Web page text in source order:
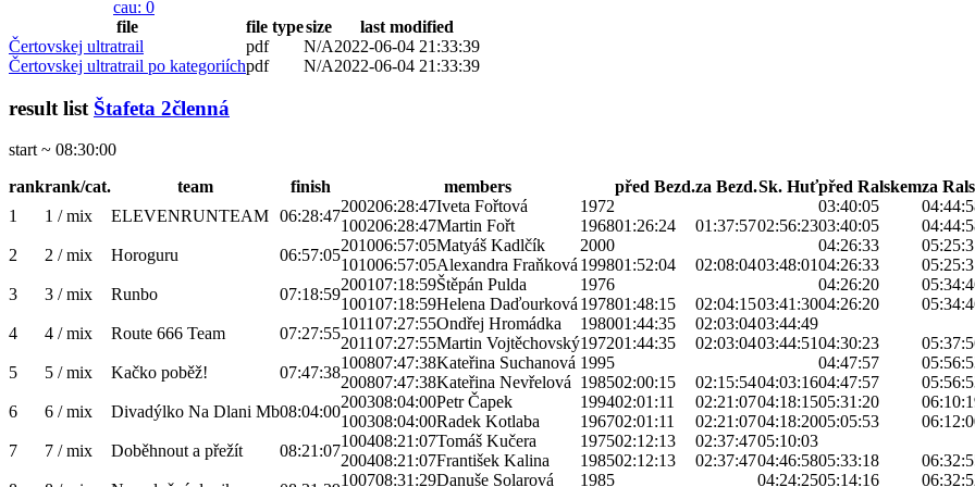
cau: 0
file file typesize
last modified
Čertovskej ultratrail
pdf N/A2022-06-04 21:33:39
Čertovskej ultratrail po kategoriíchpdf N/A2022-06-04 21:33:39
result list Štafeta 2členná
start ~ 08:30:00
rankrank/cat. team finish members před Bezd.za Bezd.Sk. Huťpřed Ralskemza
1
1 / mix ELEVENRUNTEAM 06:28:47
200206:28:47Iveta Fořtová 1972 03:40:05
100206:28:47Martin Fořt 196801:26:24 01:37:5702:56:2303:40:05
2
2 / mix Horoguru 06:57:05
201006:57:05Matyáš Kadlčík 2000 04:26:33
101006:57:05Alexandra Fraňková199801:52:04 02:08:0403:48:0104:26:33
3
3 / mix Runbo 07:18:59
200107:18:59Štěpán Pulda 1976 04:26:20
100107:18:59Helena Daďourková197801:48:15 02:04:1503:41:3004:26:20
4
4 / mix Route 666 Team 07:27:55
101107:27:55Ondřej Hromádka 198001:44:35 02:03:0403:44:49
201107:27:55Martin Vojtěchovský197201:44:35 02:03:0403:44:5104:30:23
5
5 / mix Kačko poběž! 07:47:38
100807:47:38Kateřina Suchanová 1995 04:47:57
200807:47:38Kateřina Nevřelová 198502:00:15 02:15:5404:03:1604:47:57
6
6 / mix Divadýlko Na Dlani Mb08:04:00
200308:04:00Petr Čapek 199402:01:11 02:21:0704:18:1505:31:20
100308:04:00Radek Kotlaba 196702:01:11 02:21:0704:18:2005:05:53
7
7 / mix Doběhnout a přežít 08:21:07
100408:21:07Tomáš Kučera 197502:12:13 02:37:4705:10:03
200408:21:07František Kalina 198502:12:13 02:37:4704:46:5805:33:18
100708:31:29Danuše Solarová 1985 04:24:2505:14:16